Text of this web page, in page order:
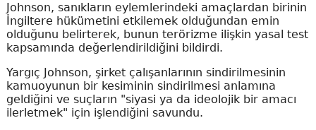
Johnson, sanıkların eylemlerindeki amaçlardan birinin
İngiltere hükümetini etkilemek olduğundan emin
olduğunu belirterek, bunun terörizme ilişkin yasal test
kapsamında değerlendirildiğini bildirdi.
Yargıç Johnson, şirket çalışanlarının sindirilmesinin
kamuoyunun bir kesiminin sindirilmesi anlamına
geldiğini ve suçların "siyasi ya da ideolojik bir amacı
ilerletmek" için işlendiğini savundu.